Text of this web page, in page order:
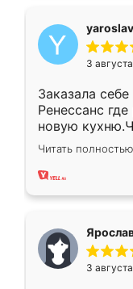
3
Заказала
Ренессанс
новую
вполне
два года,
Читать полностью
3